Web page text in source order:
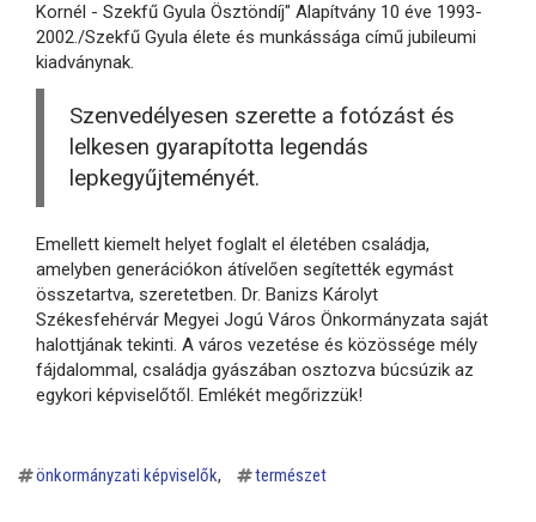
Kornél - Szekfű Gyula Ösztöndíj" Alapítvány 10 éve 1993-
2002./Szekfű Gyula élete és munkássága című jubileumi
kiadványnak.
Szenvedélyesen szerette a fotózást és
lelkesen gyarapította legendás
lepkegyűjteményét.
Emellett kiemelt helyet foglalt el életében családja,
amelyben generációkon átívelően segítették egymást
összetartva, szeretetben. Dr. Banizs Károlyt
Székesfehérvár Megyei Jogú Város Önkormányzata saját
halottjának tekinti. A város vezetése és közössége mély
fájdalommal, családja gyászában osztozva búcsúzik az
egykori képviselőtől. Emlékét megőrizzük!
önkormányzati képviselők természet